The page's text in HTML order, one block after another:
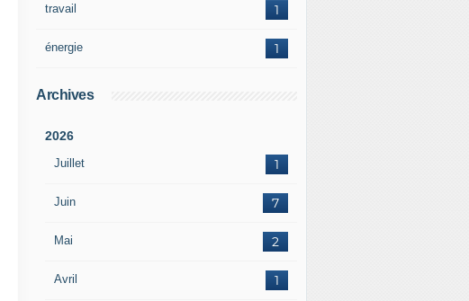
1
travail
1
énergie
Archives
2026
Juillet 1
Juin 7
Mai 2
Avril 1